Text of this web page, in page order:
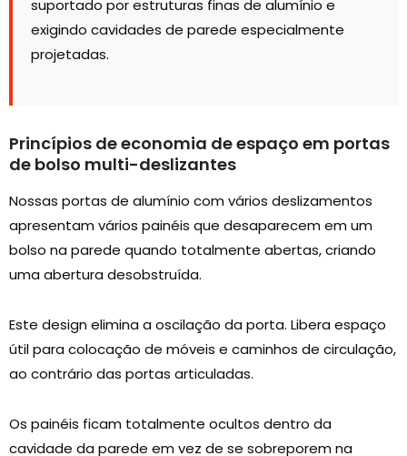
suportado por estruturas finas de alumínio e
exigindo cavidades de parede especialmente
projetadas.
Princípios de economia de espaço em portas
de bolso multi-deslizantes
Nossas portas de alumínio com vários deslizamentos
apresentam vários painéis que desaparecem em um
bolso na parede quando totalmente abertas, criando
uma abertura desobstruída.
Este design elimina a oscilação da porta. Libera espaço
útil para colocação de móveis e caminhos de circulação,
ao contrário das portas articuladas.
Os painéis ficam totalmente ocultos dentro da
cavidade da parede em vez de se sobreporem na